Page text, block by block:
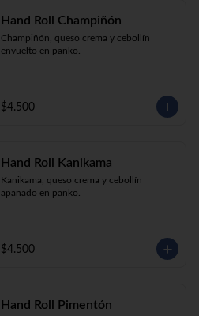
Hand Roll Champiñón
Champiñón, queso crema y cebollín
envuelto en panko.
$4.500
Hand Roll Kanikama
Kanikama, queso crema y cebollín
apanado en panko.
$4.500
Hand Roll Pimentón